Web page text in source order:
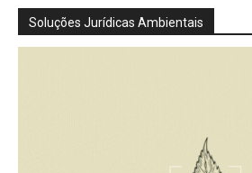
Soluções Jurídicas Ambientais